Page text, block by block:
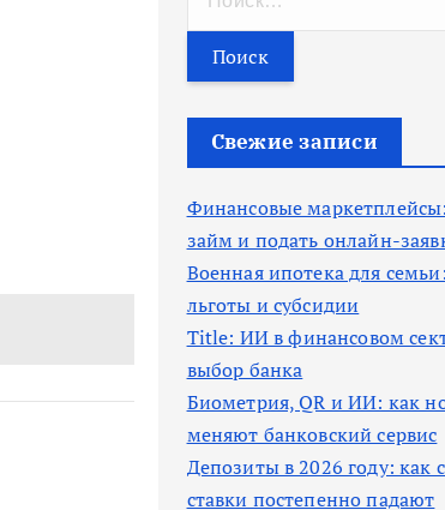
т
и
Свежие записи
Финансовые
займ и подать онлайн-
Военная ипотека для
льготы и субсидии
Title: ИИ в финансовом
выбор банка
Биометрия, QR и ИИ: как
меняют банковский сервис
Депозиты в 2026 году: как
ставки постепенно падают